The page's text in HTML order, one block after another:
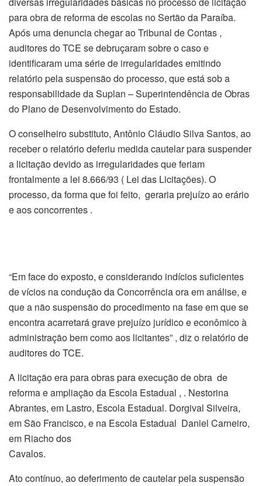
para obra de reforma de escolas no Sertão da Paraíba.
Após uma denuncia chegar ao Tribunal de Contas ,
auditores do TCE se debruçaram sobre o caso e
identificaram uma série de irregularidades emitindo
relatório pela suspensão do processo, que está sob a
responsabilidade da Suplan – Superintendência de Obras
do Plano de Desenvolvimento do Estado.
O conselheiro substituto, Antônio Cláudio Silva Santos, ao
receber o relatório deferiu medida cautelar para suspender
a licitação devido as irregularidades que feriam
frontalmente a lei 8.666/93 ( Lei das Licitações). O
processo, da forma que foi feito, geraria prejuízo ao erário
e aos concorrentes .
“Em face do exposto, e considerando indícios suficientes
de vícios na condução da Concorrência ora em análise, e
que a não suspensão do procedimento na fase em que se
encontra acarretará grave prejuízo jurídico e econômico à
administração bem como aos licitantes” , diz o relatório de
auditores do TCE.
A licitação era para obras para execução de obra de
reforma e ampliação da Escola Estadual , . Nestorina
Abrantes, em Lastro, Escola Estadual. Dorgival Silveira,
em São Francisco, e na Escola Estadual Daniel Carneiro,
em Riacho dos
Cavalos.
Ato contínuo, ao deferimento de cautelar pela suspensão